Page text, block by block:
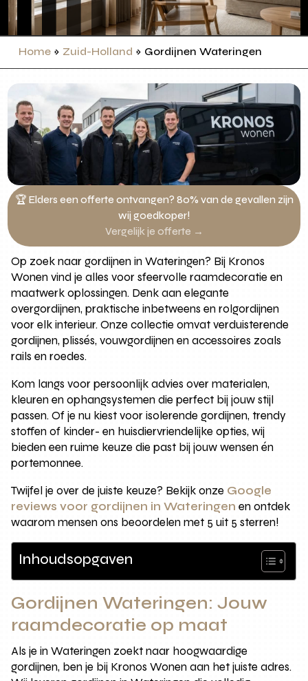
Home » Zuid-Holland » Gordijnen Wateringen
🏆 Elders een offerte ontvangen? 80% van de gevallen zijn
wij goedkoper!
Vergelijk je offerte →
Op zoek naar gordijnen in Wateringen? Bij Kronos
Wonen vind je alles voor sfeervolle raamdecoratie en
maatwerk oplossingen. Denk aan elegante
overgordijnen, praktische inbetweens en rolgordijnen
voor elk interieur. Onze collectie omvat verduisterende
gordijnen, plissés, vouwgordijnen en accessoires zoals
rails en roedes.
Kom langs voor persoonlijk advies over materialen,
kleuren en ophangsystemen die perfect bij jouw stijl
passen. Of je nu kiest voor isolerende gordijnen, trendy
stoffen of kinder- en huisdiervriendelijke opties, wij
bieden een ruime keuze die past bij jouw wensen én
portemonnee.
Twijfel je over de juiste keuze? Bekijk onze Google
reviews voor gordijnen in Wateringen en ontdek
waarom mensen ons beoordelen met 5 uit 5 sterren!
Inhoudsopgaven
Gordijnen Wateringen: Jouw
raamdecoratie op maat
Als je in Wateringen zoekt naar hoogwaardige
gordijnen, ben je bij Kronos Wonen aan het juiste adres.